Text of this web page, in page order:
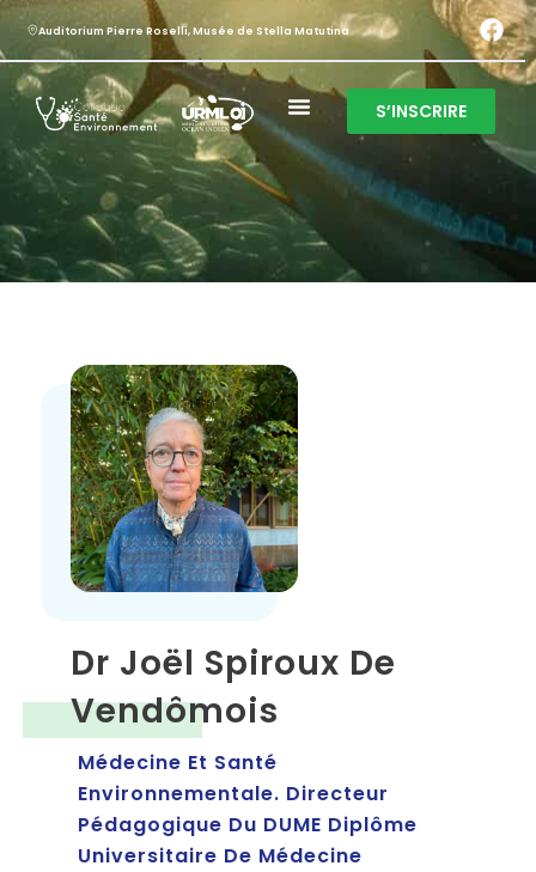
Auditorium Pierre Roselli, Musée de Stella Matutina
S’INSCRIRE
Dr Joël Spiroux De
Vendômois
Médecine Et Santé
Environnementale. Directeur
Pédagogique Du DUME Diplôme
Universitaire De Médecine